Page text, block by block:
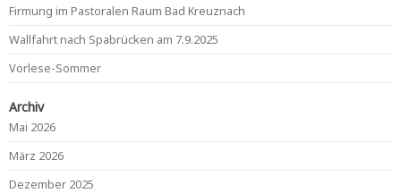
Firmung im Pastoralen Raum Bad Kreuznach
Wallfahrt nach Spabrücken am 7.9.2025
Vorlese-Sommer
Archiv
Mai 2026
März 2026
Dezember 2025